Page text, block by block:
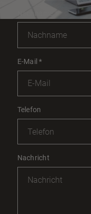
E-Mail*
Telefon
Nachricht